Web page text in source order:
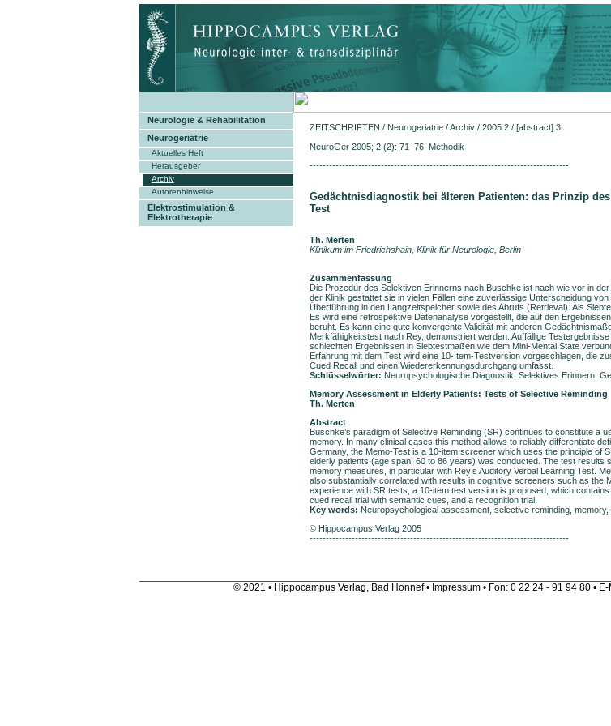
Neurologie & Rehabilitation
Neurogeriatrie
Aktuelles Heft
Herausgeber
Archiv
Autorenhinweise
Elektrostimulation &
Elektrotherapie
ZEITSCHRIFTEN / Neurogeriatrie /Archiv / 2005 2 / [abstract] 3
NeuroGer 2005; 2 (2): 71–76 Methodik
--------------------------------------------------------------------------------
Gedächtnisdiagnostik bei älteren Patienten: das Prinzip
Test
Th. Merten
Klinikum im Friedrichshain, Klinik für Neurologie, Berlin
Zusammenfassung
Die Prozedur des Selektiven Erinnerns nach Buschke ist nach wie vor in
der Klinik gestattet sie in vielen Fällen eine zuverlässige Unterscheidung
Überführung in den Langzeitspeicher sowie des Abrufs (Retrieval). Als
Es wird eine retrospektive Datenanalyse vorgestellt, die auf den
beruht. Es kann eine gute konvergente Validität mit anderen
Merkfähigkeitstest nach Rey, demonstriert werden. Auffällige
schlechten Ergebnissen in Siebtestmaßen wie dem Mini-Mental State
Erfahrung mit dem Test wird eine 10-Item-Testversion vorgeschlagen, die
Cued Recall und einen Wiedererkennungsdurchgang umfasst.
Schlüsselwörter: Neuropsychologische Diagnostik, Selektives Erinnern,
Memory Assessment in Elderly Patients: Tests of Selective Reminding
Th. Merten
Abstract
Buschke’s paradigm of Selective Reminding (SR) continues to constitute a
memory. In many clinical cases this method allows to reliably differentiate
Germany, the Memo-Test is a 10-item screener which uses the principle of
elderly patients (age span: 60 to 86 years) was conducted. The test results
memory measures, in particular with Rey’s Auditory Verbal Learning Test.
also substantially correlated with results in cognitive screeners such as the
experience with SR tests, a 10-item test version is proposed, which
cued recall trial with semantic cues, and a recognition trial.
Key words: Neuropsychological assessment, selective reminding,
© Hippocampus Verlag 2005
--------------------------------------------------------------------------------
© 2021 • Hippocampus Verlag, Bad Honnef • Impressum • Fon: 0 22 24 - 91 94 80 •